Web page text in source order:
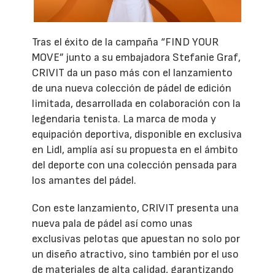
Tras el éxito de la campaña “FIND YOUR
MOVE” junto a su embajadora Stefanie Graf,
CRIVIT da un paso más con el lanzamiento
de una nueva colección de pádel de edición
limitada, desarrollada en colaboración con la
legendaria tenista. La marca de moda y
equipación deportiva, disponible en exclusiva
en Lidl, amplía así su propuesta en el ámbito
del deporte con una colección pensada para
los amantes del pádel.
Con este lanzamiento, CRIVIT presenta una
nueva pala de pádel así como unas
exclusivas pelotas que apuestan no solo por
un diseño atractivo, sino también por el uso
de materiales de alta calidad, garantizando